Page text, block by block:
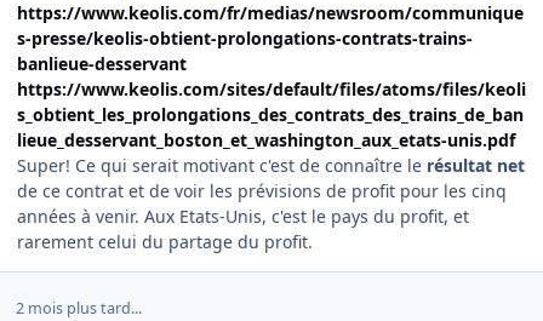
https://www.keolis.com/fr/medias/newsroom/communique
s-presse/keolis-obtient-prolongations-contrats-trains-
banlieue-desservant
https://www.keolis.com/sites/default/files/atoms/files/keoli
s_obtient_les_prolongations_des_contrats_des_trains_de_ban
lieue_desservant_boston_et_washington_aux_etats-unis.pdf
Super! Ce qui serait motivant c'est de connaître le résultat net
de ce contrat et de voir les prévisions de profit pour les cinq
années à venir. Aux Etats-Unis, c'est le pays du profit, et
rarement celui du partage du profit.
2 mois plus tard...